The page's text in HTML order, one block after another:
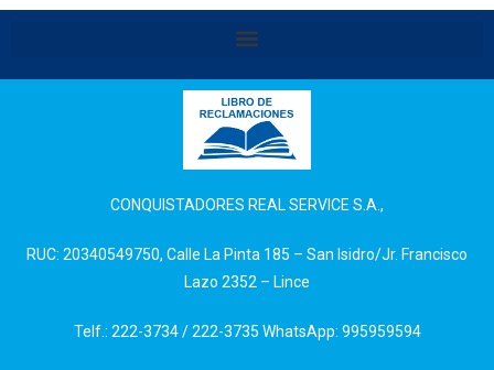
CONQUISTADORES REAL SERVICE S.A.,
RUC: 20340549750, Calle La Pinta 185 – San Isidro/Jr. Francisco
Lazo 2352 – Lince
Telf.: 222-3734 / 222-3735 WhatsApp: 995959594